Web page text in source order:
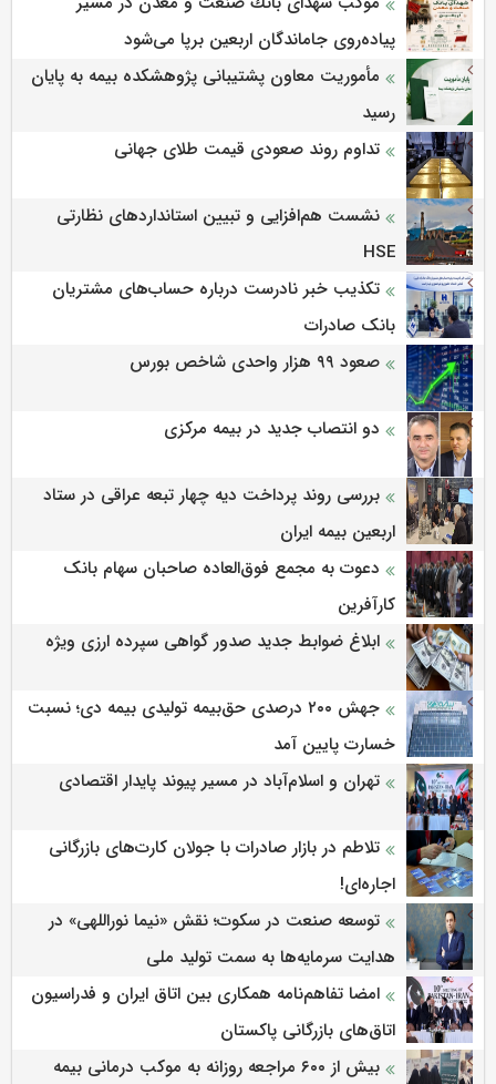
پیاده‌روی جاماندگان اربعین برپا می‌شود
مأموریت معاون پشتیبانی پژوهشكده بیمه به پایان
رسید
تداوم روند صعودی قیمت طلای جهانی
نشست هم‌افزایی و تبیین استانداردهای نظارتی
HSE
تکذیب خبر نادرست درباره حساب‌های مشتریان
بانک صادرات
صعود ۹۹ هزار واحدی شاخص بورس
دو انتصاب جدید در بیمه مرکزی
بررسی روند پرداخت دیه چهار تبعه عراقی در ستاد
اربعین بیمه ایران
دعوت به مجمع فوق‌العاده صاحبان سهام بانک
کارآفرین
ابلاغ ضوابط جدید صدور گواهی سپرده ارزی ویژه
جهش ۲۰۰ درصدی حق‌بیمه تولیدی بیمه دی؛ نسبت
خسارت پایین آمد
تهران و اسلام‌آباد در مسیر پیوند پایدار اقتصادی
تلاطم در بازار صادرات با جولان کارت‌های بازرگانی
اجاره‌ای!
توسعه صنعت در سکوت؛ نقش «نیما نوراللهی» در
هدایت سرمایه‌ها به سمت تولید ملی
امضا تفاهم‌نامه همکاری بین اتاق ایران و فدراسیون
اتاق‌های بازرگانی پاکستان
بیش از ۶۰۰ مراجعه روزانه به موکب درمانی بیمه